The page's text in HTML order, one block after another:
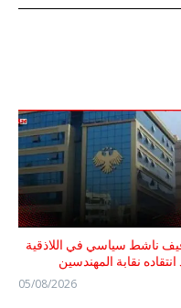
ناشط سياسي في اللاذقية
انتقاده نقابة المهندسين
05/08/2026